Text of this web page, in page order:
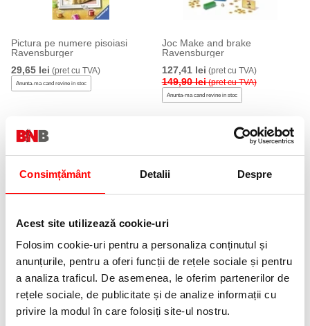
Consimțământ Detalii Despre
Acest site utilizează cookie-uri
Folosim cookie-uri pentru a personaliza conținutul și
anunțurile, pentru a oferi funcții de rețele sociale și pentru
a analiza traficul. De asemenea, le oferim partenerilor de
rețele sociale, de publicitate și de analize informații cu
privire la modul în care folosiți site-ul nostru.
Pictura pe numere pisoiasi
Ravensburger
29,65 lei (pret cu TVA)
Anunta-ma cand revine in stoc
Joc Make and brake
Ravensburger
127,41 lei (pret cu TVA)
149,90 lei(pret cu TVA)
Anunta-ma cand revine in stoc
Joc funny bunny Ravensburger
99,07 lei(pret cu TVA)
NOUTATI